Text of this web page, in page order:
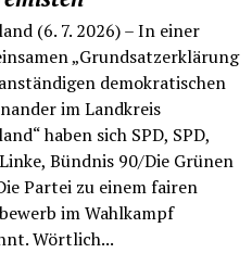
(6. 7. 2026) – In einer
„Grundsatzerklärung
demokratischen
im Landkreis
haben sich SPD, SPD,
Bündnis 90/Die Grünen
Partei zu einem fairen
im Wahlkampf
Wörtlich...